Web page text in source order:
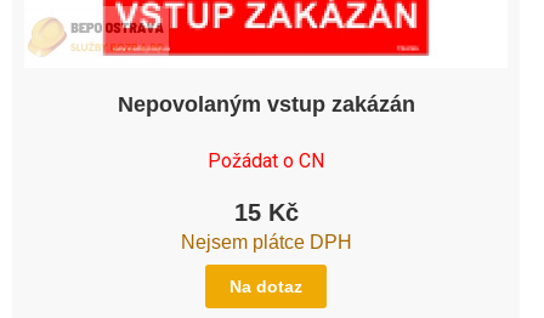
Nepovolaným vstup zakázán
Požádat o CN
15 Kč
Nejsem plátce DPH
Na dotaz